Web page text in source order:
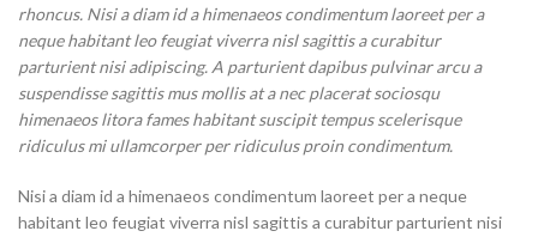
rhoncus. Nisi a diam id a himenaeos condimentum laoreet per a
neque habitant leo feugiat viverra nisl sagittis a curabitur
parturient nisi adipiscing. A parturient dapibus pulvinar arcu a
suspendisse sagittis mus mollis at a nec placerat sociosqu
himenaeos litora fames habitant suscipit tempus scelerisque
ridiculus mi ullamcorper per ridiculus proin condimentum.
Nisi a diam id a himenaeos condimentum laoreet per a neque
habitant leo feugiat viverra nisl sagittis a curabitur parturient nisi